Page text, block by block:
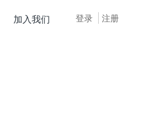
登录 注册
加入我们